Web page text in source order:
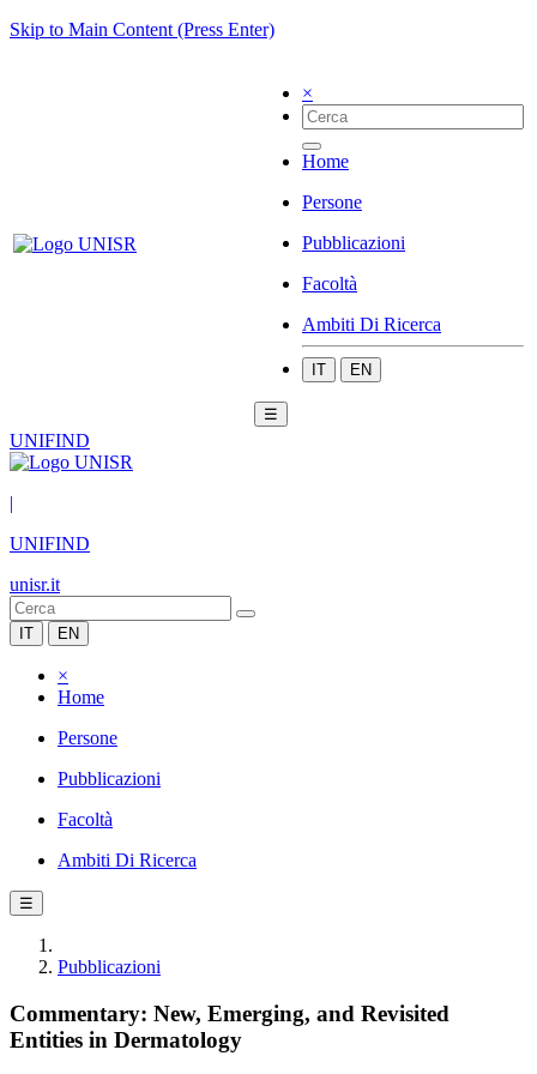
Skip to Main Content (Press Enter)
×
Home
Persone
Pubblicazioni
Facoltà
Ambiti Di Ricerca
IT EN
☰
UNIFIND
|
UNIFIND
unisr.it
IT EN
×
Home
Persone
Pubblicazioni
Facoltà
Ambiti Di Ricerca
☰
Pubblicazioni
Commentary: New, Emerging, and Revisited
Entities in Dermatology